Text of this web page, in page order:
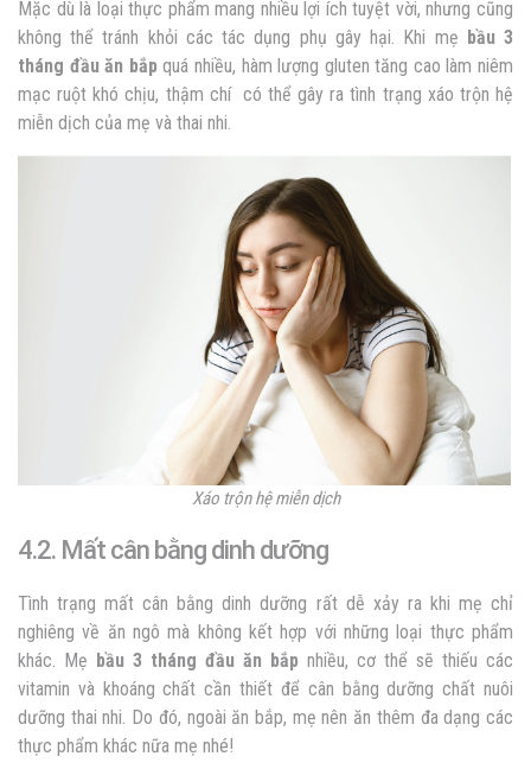
Mặc dù là loại thực phẩm mang nhiều lợi ích tuyệt vời, nhưng cũng
không thể tránh khỏi các tác dụng phụ gây hại. Khi mẹ bầu 3
tháng đầu ăn bắp quá nhiều, hàm lượng gluten tăng cao làm niêm
mạc ruột khó chịu, thậm chí có thể gây ra tình trạng xáo trộn hệ
miễn dịch của mẹ và thai nhi.
Xáo trộn hệ miễn dịch
4.2. Mất cân bằng dinh dưỡng
Tình trạng mất cân bằng dinh dưỡng rất dễ xảy ra khi mẹ chỉ
nghiêng về ăn ngô mà không kết hợp với những loại thực phẩm
khác. Mẹ bầu 3 tháng đầu ăn bắp nhiều, cơ thể sẽ thiếu các
vitamin và khoáng chất cần thiết để cân bằng dưỡng chất nuôi
dưỡng thai nhi. Do đó, ngoài ăn bắp, mẹ nên ăn thêm đa dạng các
thực phẩm khác nữa mẹ nhé!